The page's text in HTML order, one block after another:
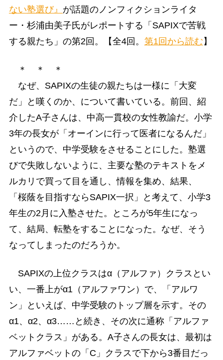
ない塾選び』 が話題のノンフィクションライタ
ー・杉浦由美子氏がレポートする「SAPIXで苦戦
する親たち」の第2回。【全4回。 第1回から読む 】
＊ ＊ ＊
なぜ、SAPIXの生徒の親たちは一様に「大変
だ」と嘆くのか、について書いている。前回、紹
介したA子さんは、中高一貫校の女性教諭だ。小学
3年の長女が「オーインに行って医者になるんだ」
というので、中学受験をさせることにした。塾選
びで失敗しないように、主要な塾のテキストをメ
ルカリで買って目を通し、情報を集め、結果、
「桜蔭を目指すならSAPIX一択」と考えて、小学3
年生の2月に入塾させた。ところが5年生になっ
て、結局、転塾をすることになった。なぜ、そう
なってしまったのだろうか。
SAPIXの上位クラスはα（アルファ）クラスとい
い、一番上がα1（アルファワン）で、「アルワ
ン」といえば、中学受験のトップ層を示す。その
α1、α2、α3……と続き、その次に通称「アルファ
ベットクラス」がある。A子さんの長女は、最初は
アルファベットの「C」クラスで下から3番目だっ